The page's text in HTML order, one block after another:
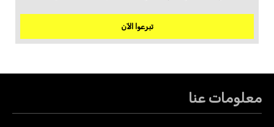
تبرعوا الآن
معلومات عنا